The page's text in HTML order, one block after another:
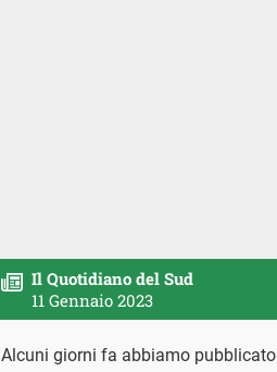
Il Quotidiano del Sud
11 Gennaio 2023
Alcuni giorni fa abbiamo pubblicato